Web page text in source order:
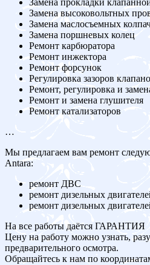
Замена прокладки
Замена высоковольтных
Замена маслосъемных
Замена поршневых колец
Ремонт карбюратора
Ремонт инжектора
Ремонт форсунок
Регулировка зазоров
Ремонт, регулировка и
Ремонт и замена глушителя
Ремонт катализаторов
…
Мы предлагаем вам ремонт
Antara:
ремонт ДВС
ремонт дизельных
ремонт дизельных
На все работы даётся ГАРАНТИЯ
Цену на работу можно узнать,
предварительного осмотра.
Обращайтесь к нам по